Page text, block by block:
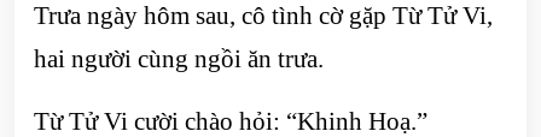
Trưa ngày hôm sau, cô tình cờ gặp Từ Tử Vi,
hai người cùng ngồi ăn trưa.
Từ Tử Vi cười chào hỏi: “Khinh Hoạ.”